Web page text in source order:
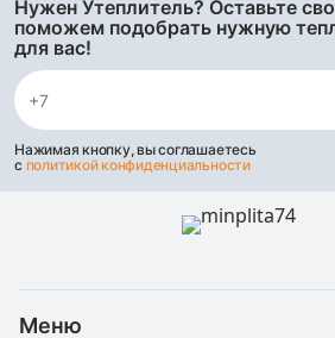
Нужен Утеплитель? Оставьте
поможем подобрать нужную
для вас!
Нажимая кнопку, вы соглашаетесь
с политикой конфиденциальности
Меню